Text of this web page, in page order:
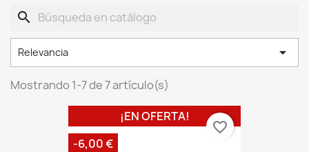
search
Relevancia 
Mostrando 1-7 de 7 artículo(s)
¡EN OFERTA!
-6,00 €
favorite_border